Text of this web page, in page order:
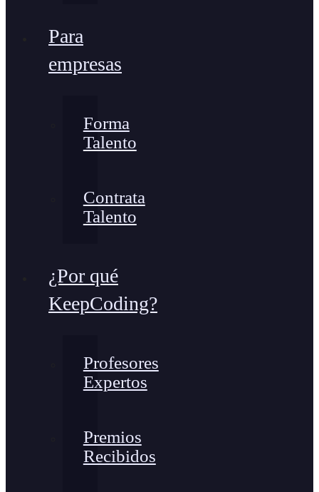
Para
empresas
Forma
Talento
Contrata
Talento
¿Por qué
KeepCoding?
Profesores
Expertos
Premios
Recibidos